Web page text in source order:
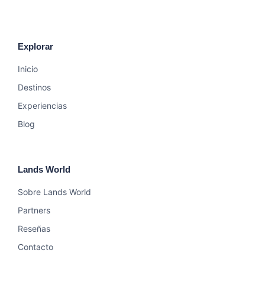
Explorar
Inicio
Destinos
Experiencias
Blog
Lands World
Sobre Lands World
Partners
Reseñas
Contacto